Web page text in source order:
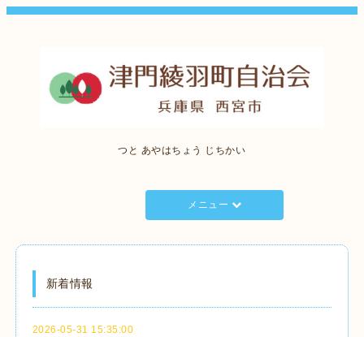
つと あやはちょう じちかい
メニュー
新着情報
2026-05-31 15:35:00